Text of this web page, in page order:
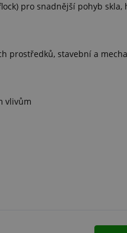
10498002
pro snadnější pohyb skla,
prostředků, stavební a
vlivům